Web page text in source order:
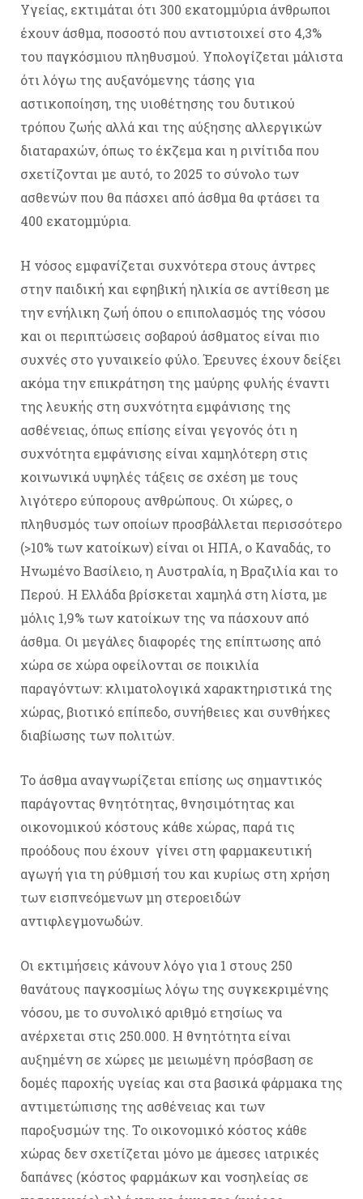
Υγείας, εκτιμάται ότι 300 εκατομμύρια άνθρωποι
έχουν άσθμα, ποσοστό που αντιστοιχεί στο 4,3%
του παγκόσμιου πληθυσμού. Υπολογίζεται μάλιστα
ότι λόγω της αυξανόμενης τάσης για
αστικοποίηση, της υιοθέτησης του δυτικού
τρόπου ζωής αλλά και της αύξησης αλλεργικών
διαταραχών, όπως το έκζεμα και η ρινίτιδα που
σχετίζονται με αυτό, το 2025 το σύνολο των
ασθενών που θα πάσχει από άσθμα θα φτάσει τα
400 εκατομμύρια.
Η νόσος εμφανίζεται συχνότερα στους άντρες
στην παιδική και εφηβική ηλικία σε αντίθεση με
την ενήλικη ζωή όπου ο επιπολασμός της νόσου
και οι περιπτώσεις σοβαρού άσθματος είναι πιο
συχνές στο γυναικείο φύλο. Έρευνες έχουν δείξει
ακόμα την επικράτηση της μαύρης φυλής έναντι
της λευκής στη συχνότητα εμφάνισης της
ασθένειας, όπως επίσης είναι γεγονός ότι η
συχνότητα εμφάνισης είναι χαμηλότερη στις
κοινωνικά υψηλές τάξεις σε σχέση με τους
λιγότερο εύπορους ανθρώπους. Οι χώρες, ο
πληθυσμός των οποίων προσβάλλεται περισσότερο
(>10% των κατοίκων) είναι οι ΗΠΑ, ο Καναδάς, το
Ηνωμένο Βασίλειο, η Αυστραλία, η Βραζιλία και το
Περού. Η Ελλάδα βρίσκεται χαμηλά στη λίστα, με
μόλις 1,9% των κατοίκων της να πάσχουν από
άσθμα. Οι μεγάλες διαφορές της επίπτωσης από
χώρα σε χώρα οφείλονται σε ποικιλία
παραγόντων: κλιματολογικά χαρακτηριστικά της
χώρας, βιοτικό επίπεδο, συνήθειες και συνθήκες
διαβίωσης των πολιτών.
Το άσθμα αναγνωρίζεται επίσης ως σημαντικός
παράγοντας θνητότητας, θνησιμότητας και
οικονομικού κόστους κάθε χώρας, παρά τις
προόδους που έχουν γίνει στη φαρμακευτική
αγωγή για τη ρύθμισή του και κυρίως στη χρήση
των εισπνεόμενων μη στεροειδών
αντιφλεγμονωδών.
Οι εκτιμήσεις κάνουν λόγο για 1 στους 250
θανάτους παγκοσμίως λόγω της συγκεκριμένης
νόσου, με το συνολικό αριθμό ετησίως να
ανέρχεται στις 250.000. Η θνητότητα είναι
αυξημένη σε χώρες με μειωμένη πρόσβαση σε
δομές παροχής υγείας και στα βασικά φάρμακα της
αντιμετώπισης της ασθένειας και των
παροξυσμών της. Το οικονομικό κόστος κάθε
χώρας δεν σχετίζεται μόνο με άμεσες ιατρικές
δαπάνες (κόστος φαρμάκων και νοσηλείας σε